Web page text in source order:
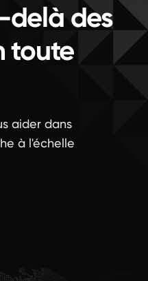
delà des
toute
aider dans
à l'échelle